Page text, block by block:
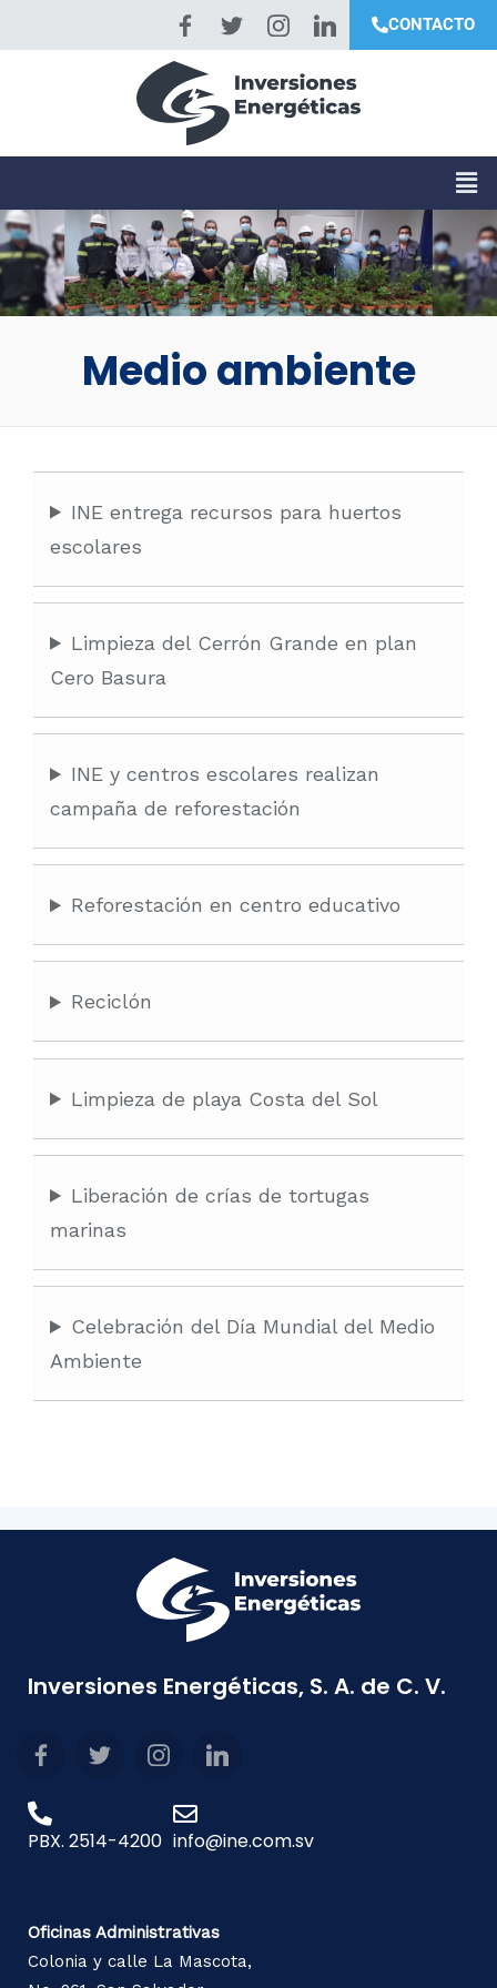
CONTACTO
Medio ambiente
INE entrega recursos para huertos
escolares
Limpieza del Cerrón Grande en plan
Cero Basura
INE y centros escolares realizan
campaña de reforestación
Reforestación en centro educativo
Reciclón
Limpieza de playa Costa del Sol
Liberación de crías de tortugas
marinas
Celebración del Día Mundial del Medio
Ambiente
Inversiones Energéticas, S. A. de C. V.
PBX. 2514-4200 info@ine.com.sv
Oficinas Administrativas
Colonia y calle La Mascota,